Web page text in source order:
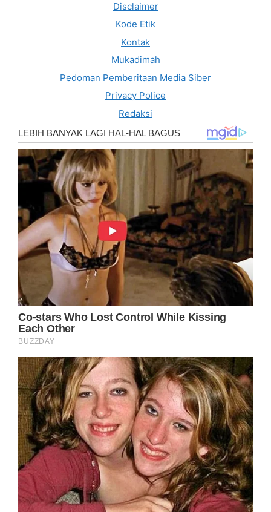
Disclaimer
Kode Etik
Kontak
Mukadimah
Pedoman Pemberitaan Media Siber
Privacy Police
Redaksi